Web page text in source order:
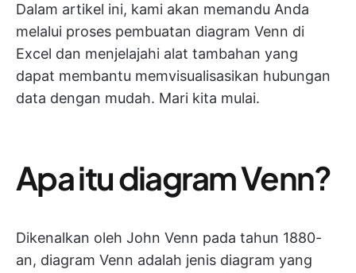
Dalam artikel ini, kami akan memandu Anda
melalui proses pembuatan diagram Venn di
Excel dan menjelajahi alat tambahan yang
dapat membantu memvisualisasikan hubungan
data dengan mudah. Mari kita mulai.
Apa itu diagram Venn?
Dikenalkan oleh John Venn pada tahun 1880-
an, diagram Venn adalah jenis diagram yang